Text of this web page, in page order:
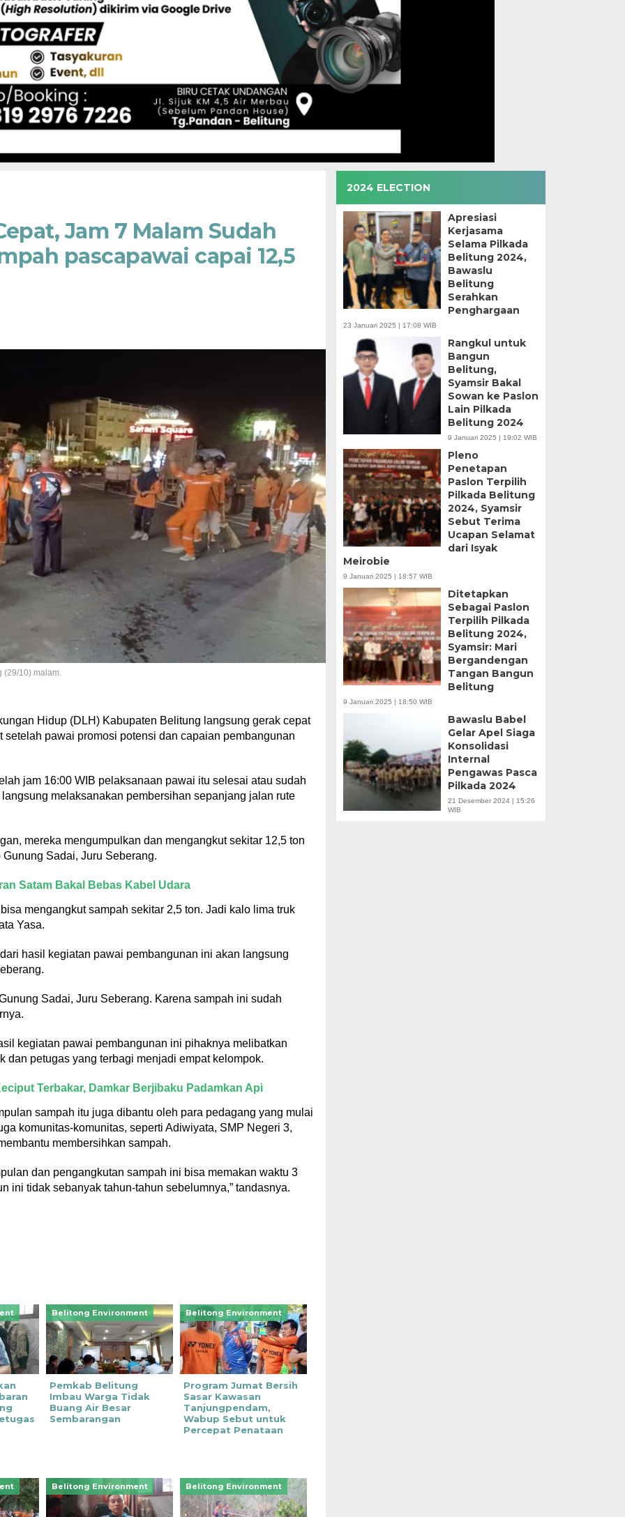
Jam 7 Malam Sudah
pascapawai capai 12,5
10) malam.
Hidup (DLH) Kabupaten Belitung langsung gerak cepat
pawai promosi potensi dan capaian pembangunan
jam 16:00 WIB pelaksanaan pawai itu selesai atau sudah
melaksanakan pembersihan sepanjang jalan rute
mereka mengumpulkan dan mengangkut sekitar 12,5 ton
Sadai, Juru Seberang.
Satam Bakal Bebas Kabel Udara
mengangkut sampah sekitar 2,5 ton. Jadi kalo lima truk
Yasa.
hasil kegiatan pawai pembangunan ini akan langsung
Sadai, Juru Seberang. Karena sampah ini sudah
kegiatan pawai pembangunan ini pihaknya melibatkan
dan petugas yang terbagi menjadi empat kelompok.
Terbakar, Damkar Berjibaku Padamkan Api
sampah itu juga dibantu oleh para pedagang yang mulai
komunitas-komunitas, seperti Adiwiyata, SMP Negeri 3,
membersihkan sampah.
dan pengangkutan sampah ini bisa memakan waktu 3
ini tidak sebanyak tahun-tahun sebelumnya,” tandasnya.
Belitong Environment
Pemkab Belitung
Imbau Warga Tidak
Buang Air Besar
Sembarangan
Belitong Environment
‎Program Jumat Bersih
Sasar Kawasan
Tanjungpendam,
Wabup Sebut untuk
Percepat Penataan
Belitong Environment Belitong Environment
2024 ELECTION
Apresiasi
Kerjasama
Selama Pilkada
Belitung 2024,
Bawaslu
Belitung
Serahkan
Penghargaan
23 Januari 2025 | 17:08 WIB
Rangkul untuk
Bangun
Belitung,
Syamsir Bakal
Sowan ke Paslon
Lain Pilkada
Belitung 2024
9 Januari 2025 | 19:02 WIB
Pleno
Penetapan
Paslon Terpilih
Pilkada Belitung
2024, Syamsir
Sebut Terima
Ucapan Selamat
dari Isyak
Meirobie
9 Januari 2025 | 18:57 WIB
Ditetapkan
Sebagai Paslon
Terpilih Pilkada
Belitung 2024,
Syamsir: Mari
Bergandengan
Tangan Bangun
Belitung
9 Januari 2025 | 18:50 WIB
Bawaslu Babel
Gelar Apel Siaga
Konsolidasi
Internal
Pengawas Pasca
Pilkada 2024
21 Desember 2024 | 15:26
WIB